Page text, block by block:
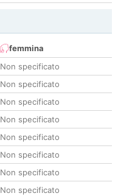
femmina
Non specificato
Non specificato
Non specificato
Non specificato
Non specificato
Non specificato
Non specificato
Non specificato